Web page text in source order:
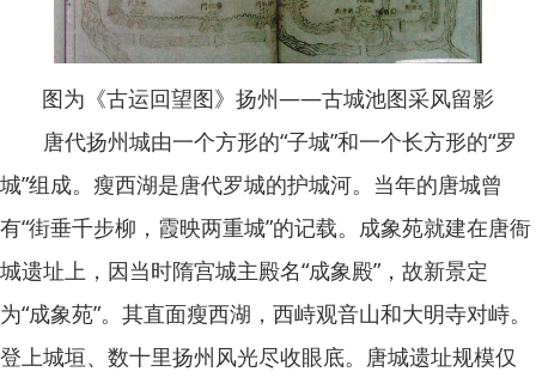
图为《古运回望图》扬州——古城池图采风留影
唐代扬州城由一个方形的“子城”和一个长方形的“罗
城”组成。瘦西湖是唐代罗城的护城河。当年的唐城曾
有“街垂千步柳，霞映两重城”的记载。成象苑就建在唐衙
城遗址上，因当时隋宫城主殿名“成象殿”，故新景定
为“成象苑”。其直面瘦西湖，西峙观音山和大明寺对峙。
登上城垣、数十里扬州风光尽收眼底。唐城遗址规模仅